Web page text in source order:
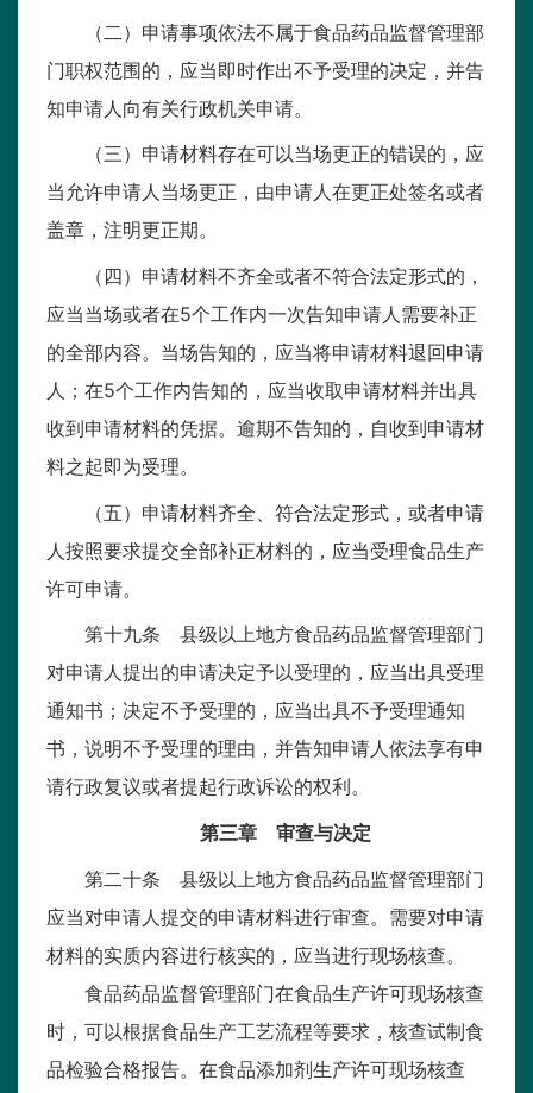
（二）申请事项依法不属于食品药品监督管理部
门职权范围的，应当即时作出不予受理的决定，并告
知申请人向有关行政机关申请。
（三）申请材料存在可以当场更正的错误的，应
当允许申请人当场更正，由申请人在更正处签名或者
盖章，注明更正期。
（四）申请材料不齐全或者不符合法定形式的，
应当当场或者在5个工作内一次告知申请人需要补正
的全部内容。当场告知的，应当将申请材料退回申请
人；在5个工作内告知的，应当收取申请材料并出具
收到申请材料的凭据。逾期不告知的，自收到申请材
料之起即为受理。
（五）申请材料齐全、符合法定形式，或者申请
人按照要求提交全部补正材料的，应当受理食品生产
许可申请。
第十九条 县级以上地方食品药品监督管理部门
对申请人提出的申请决定予以受理的，应当出具受理
通知书；决定不予受理的，应当出具不予受理通知
书，说明不予受理的理由，并告知申请人依法享有申
请行政复议或者提起行政诉讼的权利。
第三章 审查与决定
第二十条 县级以上地方食品药品监督管理部门
应当对申请人提交的申请材料进行审查。需要对申请
材料的实质内容进行核实的，应当进行现场核查。
食品药品监督管理部门在食品生产许可现场核查
时，可以根据食品生产工艺流程等要求，核查试制食
品检验合格报告。在食品添加剂生产许可现场核查